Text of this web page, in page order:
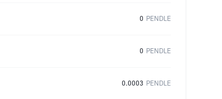
0 PENDLE
0 PENDLE
0.0003 PENDLE